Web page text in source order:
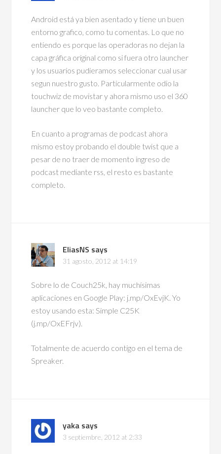
Android está ya bien asentado y tiene un buen
entorno grafico, como tu comentas. Lo que no
entiendo es porque las operadoras no dejan la
capa gráfica original como si fuera otro launcher
y los usuarios pudieramos seleccionar cual usar
segun nuestro gusto. Particularmente odio la
touchwiz de movistar y ahora mismo uso el 360
launcher que lo veo bastante completo.
En cuanto a programas de podcast ahora
mismo estoy probando el double twist que a
pesar de no traer de momento ingreso de
podcast mediante rss, el resto es bastante
completo.
EliasNS says
31 agosto, 2012 at 14:19
Sobre lo de Couch25k, hay muchísimas
aplicaciones en Google Play: j.mp/OxEvjK. Yo
estoy usando esta: Simple C25K
(j.mp/OxEFrjv).
Totalmente de acuerdo contigo en el tema de
Spreaker.
yaka says
3 septiembre, 2012 at 2:33